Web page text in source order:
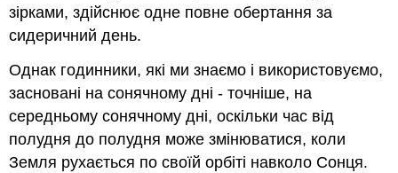
зірками, здійснює одне повне обертання за
сидеричний день.
Однак годинники, які ми знаємо і використовуємо,
засновані на сонячному дні - точніше, на
середньому сонячному дні, оскільки час від
полудня до полудня може змінюватися, коли
Земля рухається по своїй орбіті навколо Сонця.